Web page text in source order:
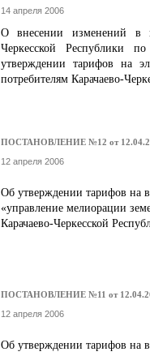
14 апреля 2006
О внесении изменений в
Черкесской
утверждении тарифов на
потребителям Карачаево-
ПОСТАНОВЛЕНИЕ №12 от
12 апреля 2006
Об утверждении тарифов на
«управление мелиорации
Карачаево-Черкесской
ПОСТАНОВЛЕНИЕ №11 от
12 апреля 2006
Об утверждении тарифов на